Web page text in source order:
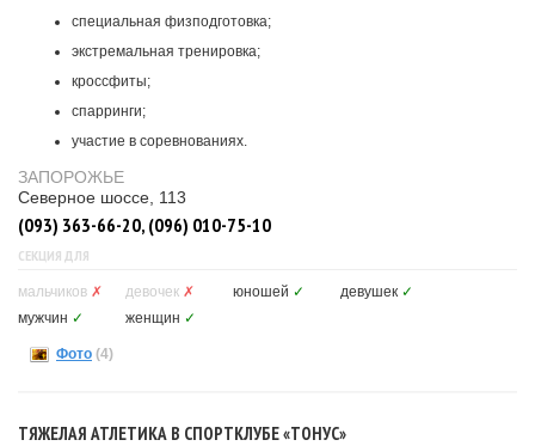
специальная физподготовка;
экстремальная тренировка;
кроссфиты;
спарринги;
участие в соревнованиях.
ЗАПОРОЖЬЕ
Северное шоссе, 113
(093) 363-66-20, (096) 010-75-10
СЕКЦИЯ ДЛЯ
мальчиков ✗ девочек ✗ юношей ✓ девушек ✓
мужчин ✓ женщин ✓
Фото (4)
ТЯЖЕЛАЯ АТЛЕТИКА В СПОРТКЛУБЕ «ТОНУС»